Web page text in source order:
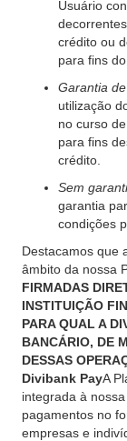
Usuário
crédito ou
para fins
Garantia
utilização
no curso
para fins
crédito.
Sem
garantia
condições
Destacamos que
âmbito da nossa
FIRMADAS
INSTITUIÇÃO
PARA QUAL A
BANCÁRIO, DE
DESSAS
Divibank PayA
integrada à
pagamentos no
empresas e